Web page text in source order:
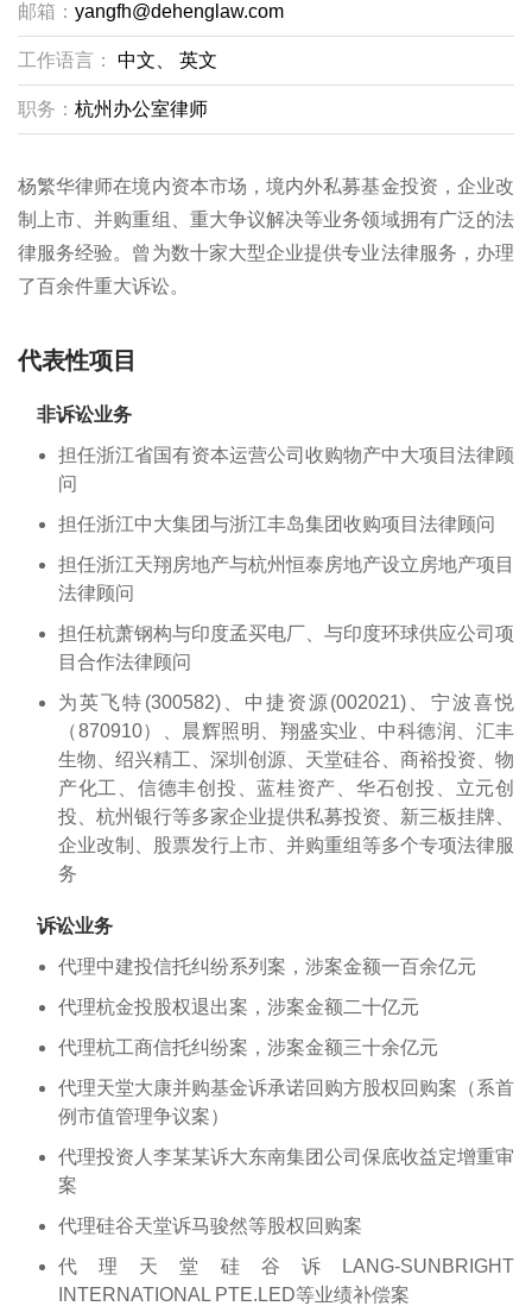
邮箱： yangfh@dehenglaw.com
工作语言： 中文、 英文
职务： 杭州办公室律师
杨繁华律师在境内资本市场，境内外私募基金投资，企业改
制上市、并购重组、重大争议解决等业务领域拥有广泛的法
律服务经验。曾为数十家大型企业提供专业法律服务，办理
了百余件重大诉讼。
代表性项目
非诉讼业务
担任浙江省国有资本运营公司收购物产中大项目法律顾
问
担任浙江中大集团与浙江丰岛集团收购项目法律顾问
担任浙江天翔房地产与杭州恒泰房地产设立房地产项目
法律顾问
担任杭萧钢构与印度孟买电厂、与印度环球供应公司项
目合作法律顾问
为英飞特(300582)、中捷资源(002021)、宁波喜悦
（870910）、晨辉照明、翔盛实业、中科德润、汇丰
生物、绍兴精工、深圳创源、天堂硅谷、商裕投资、物
产化工、信德丰创投、蓝桂资产、华石创投、立元创
投、杭州银行等多家企业提供私募投资、新三板挂牌、
企业改制、股票发行上市、并购重组等多个专项法律服
务
诉讼业务
代理中建投信托纠纷系列案，涉案金额一百余亿元
代理杭金投股权退出案，涉案金额二十亿元
代理杭工商信托纠纷案，涉案金额三十余亿元
代理天堂大康并购基金诉承诺回购方股权回购案（系首
例市值管理争议案）
代理投资人李某某诉大东南集团公司保底收益定增重审
案
代理硅谷天堂诉马骏然等股权回购案
代理天堂硅谷诉LANG-SUNBRIGHT
INTERNATIONAL PTE.LED等业绩补偿案